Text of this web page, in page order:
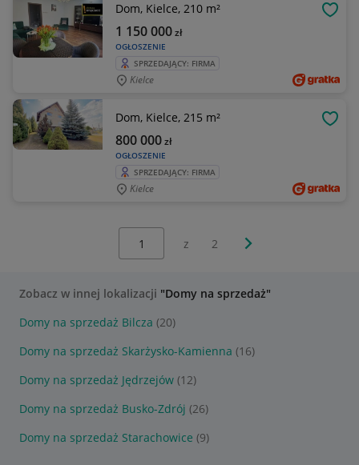
Dom, Kielce, 210 m²
OGŁOSZENIE
1 150 000zł
SPRZEDAJĄCY: FIRMA
Kielce
Dom, Kielce, 215 m²
OGŁOSZENIE
800 000zł
SPRZEDAJĄCY: FIRMA
Kielce
z 2 Następna strona
Zobacz w innej lokalizacji "Domy na sprzedaż"
Domy na sprzedaż Bilcza (20)
Domy na sprzedaż Skarżysko-Kamienna (16)
Domy na sprzedaż Jędrzejów (12)
Domy na sprzedaż Busko-Zdrój (26)
Domy na sprzedaż Starachowice (9)